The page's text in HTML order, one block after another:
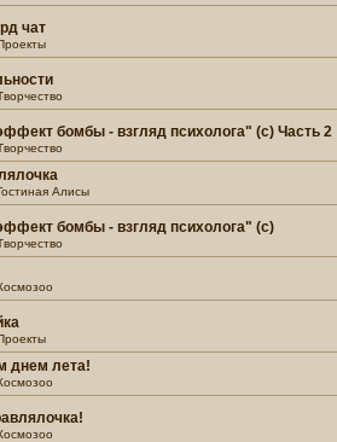
чат
бомбы - взгляд психолога" (c) Часть 2
Алисы
бомбы - взгляд психолога" (c)
днем лета!